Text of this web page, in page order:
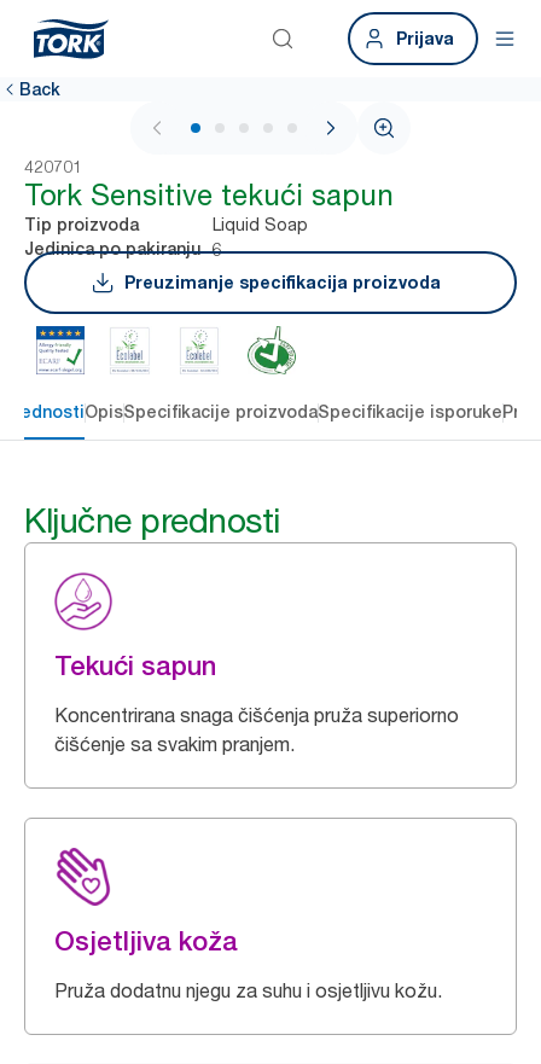
Prijava
Back
1 / 6
420701
Tork Sensitive tekući sapun
Tip proizvoda Liquid Soap
Jedinica po pakiranju
6
Preuzimanje specifikacija proizvoda
prednostiOpisSpecifikacije proizvodaSpecifikacije isporuke
Ključne prednosti
Tekući sapun
Koncentrirana snaga čišćenja pruža superiorno
čišćenje sa svakim pranjem.
Osjetljiva koža
Pruža dodatnu njegu za suhu i osjetljivu kožu.